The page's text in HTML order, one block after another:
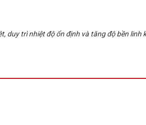
duy trì nhiệt độ ổn định và tăng độ bền